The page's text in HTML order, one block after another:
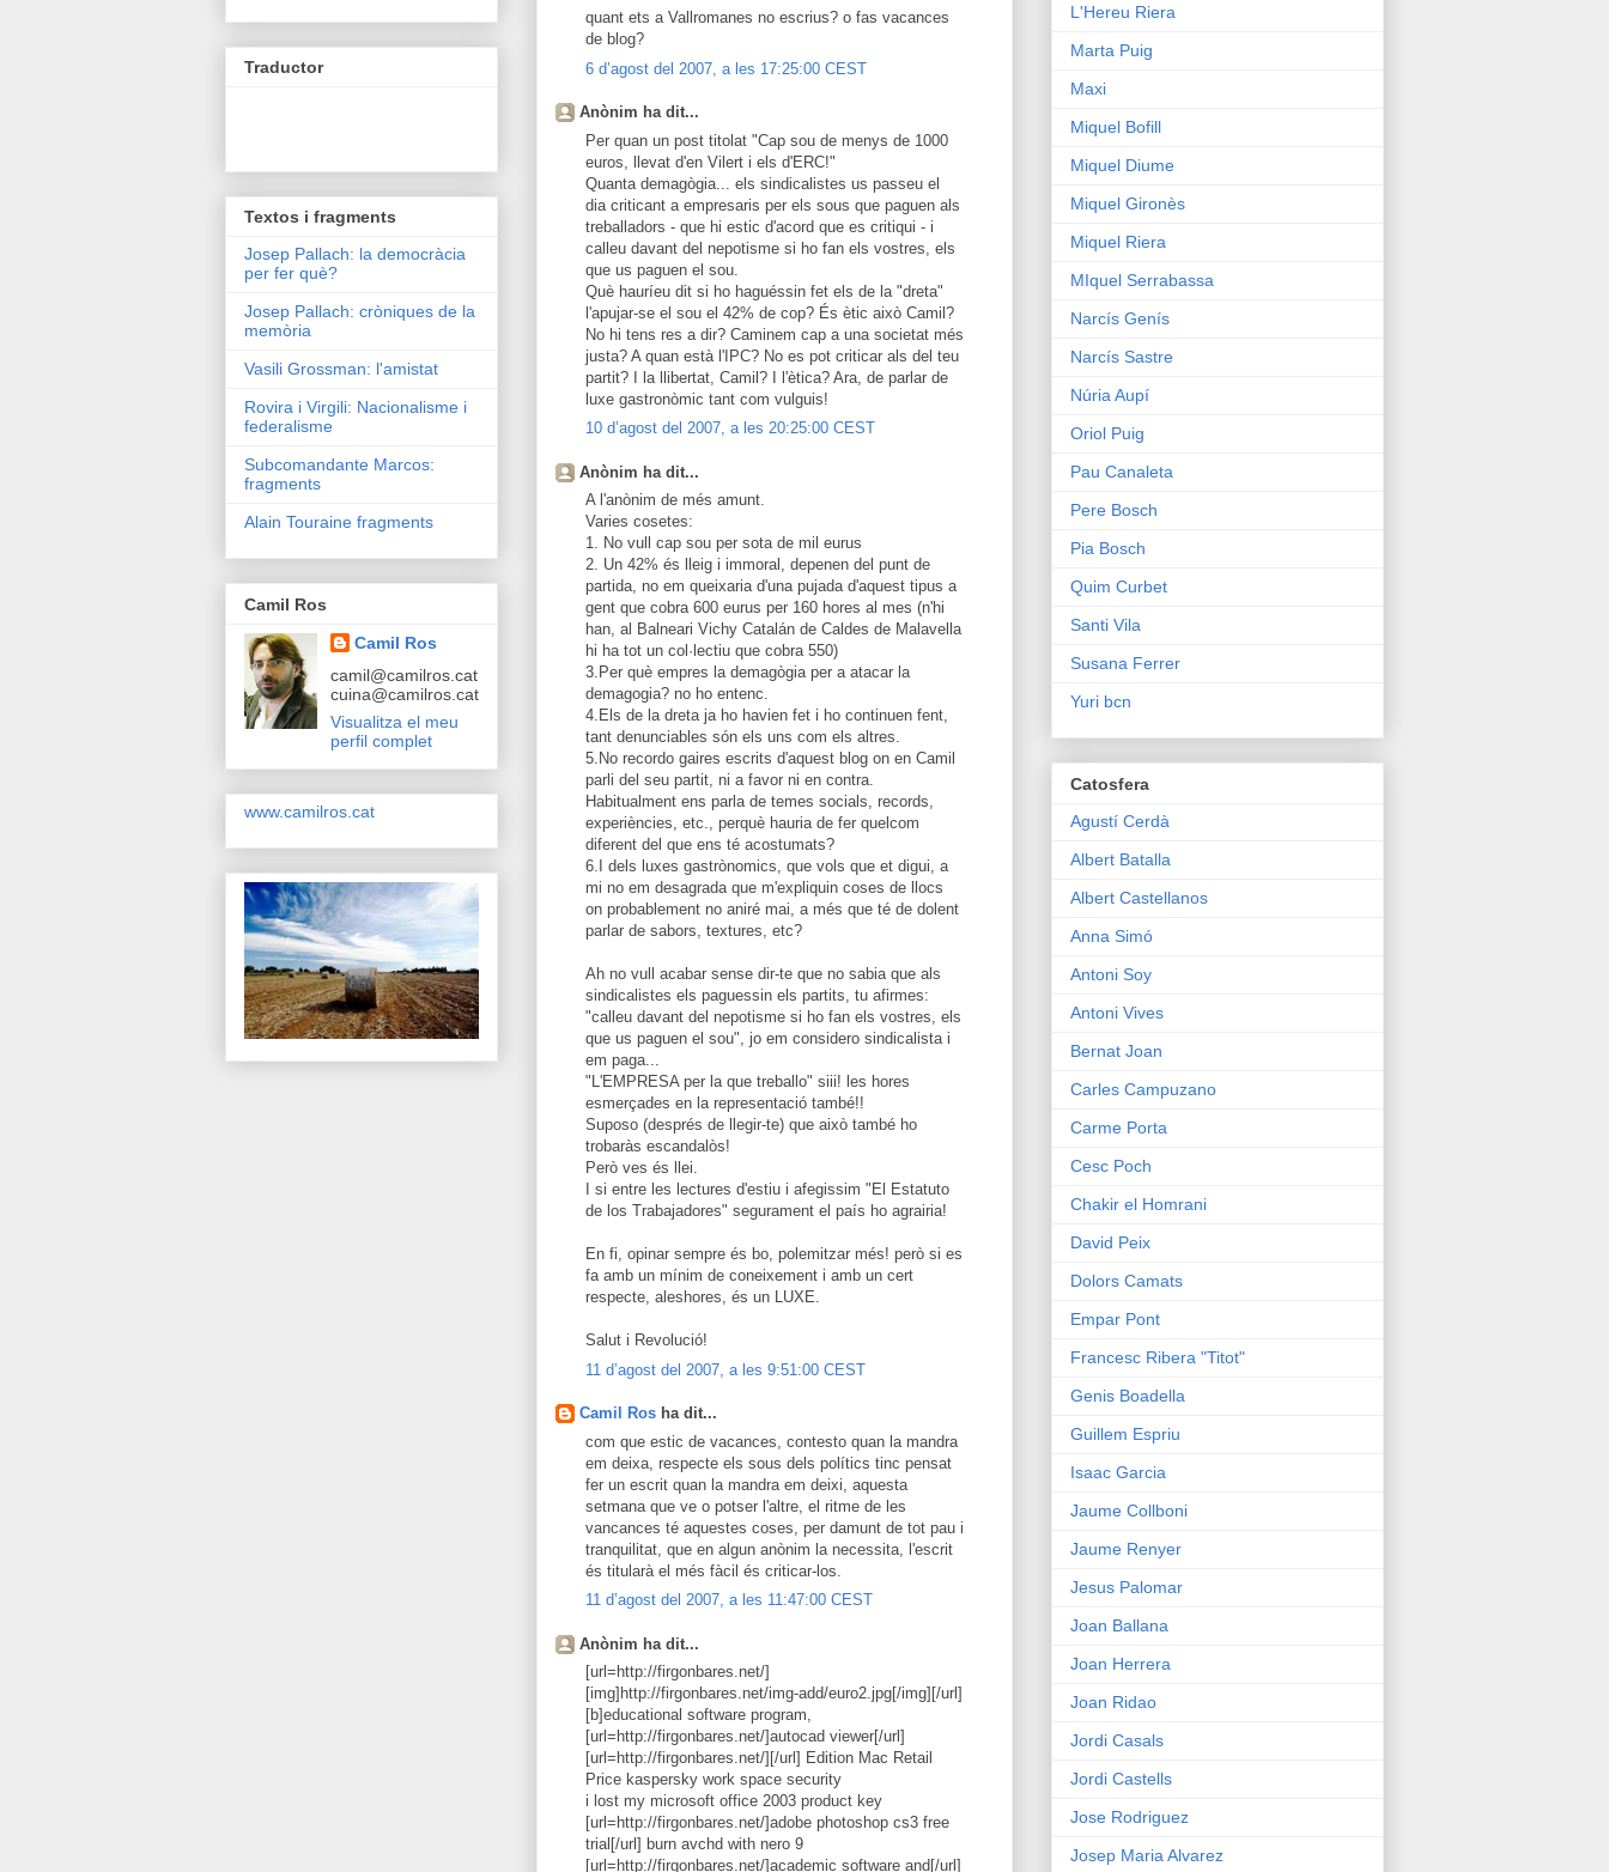
quant ets a Vallromanes no escrius? o fas vacances
de blog?
6 d’agost del 2007, a les 17:25:00 CEST
Anònim ha dit...
Per quan un post titolat "Cap sou de menys de 1000
euros, llevat d'en Vilert i els d'ERC!"
Quanta demagògia... els sindicalistes us passeu el
dia criticant a empresaris per els sous que paguen als
treballadors - que hi estic d'acord que es critiqui - i
calleu davant del nepotisme si ho fan els vostres, els
que us paguen el sou.
Què hauríeu dit si ho haguéssin fet els de la "dreta"
l'apujar-se el sou el 42% de cop? És ètic això Camil?
No hi tens res a dir? Caminem cap a una societat més
justa? A quan està l'IPC? No es pot criticar als del teu
partit? I la llibertat, Camil? I l'ètica? Ara, de parlar de
luxe gastronòmic tant com vulguis!
10 d’agost del 2007, a les 20:25:00 CEST
Anònim ha dit...
A l'anònim de més amunt.
Varies cosetes:
1. No vull cap sou per sota de mil eurus
2. Un 42% és lleig i immoral, depenen del punt de
partida, no em queixaria d'una pujada d'aquest tipus a
gent que cobra 600 eurus per 160 hores al mes (n'hi
han, al Balneari Vichy Catalán de Caldes de Malavella
hi ha tot un col·lectiu que cobra 550)
3.Per què empres la demagògia per a atacar la
demagogia? no ho entenc.
4.Els de la dreta ja ho havien fet i ho continuen fent,
tant denunciables són els uns com els altres.
5.No recordo gaires escrits d'aquest blog on en Camil
parli del seu partit, ni a favor ni en contra.
Habitualment ens parla de temes socials, records,
experiències, etc., perquè hauria de fer quelcom
diferent del que ens té acostumats?
6.I dels luxes gastrònomics, que vols que et digui, a
mi no em desagrada que m'expliquin coses de llocs
on probablement no aniré mai, a més que té de dolent
parlar de sabors, textures, etc?
Ah no vull acabar sense dir-te que no sabia que als
sindicalistes els paguessin els partits, tu afirmes:
"calleu davant del nepotisme si ho fan els vostres, els
que us paguen el sou", jo em considero sindicalista i
em paga...
"L'EMPRESA per la que treballo" siii! les hores
esmerçades en la representació també!!
Suposo (després de llegir-te) que això també ho
trobaràs escandalòs!
Però ves és llei.
I si entre les lectures d'estiu i afegissim "El Estatuto
de los Trabajadores" segurament el país ho agrairia!
En fi, opinar sempre és bo, polemitzar més! però si es
fa amb un mínim de coneixement i amb un cert
respecte, aleshores, és un LUXE.
Salut i Revolució!
11 d’agost del 2007, a les 9:51:00 CEST
Camil Ros ha dit...
com que estic de vacances, contesto quan la mandra
em deixa, respecte els sous dels polítics tinc pensat
fer un escrit quan la mandra em deixi, aquesta
setmana que ve o potser l'altre, el ritme de les
vancances té aquestes coses, per damunt de tot pau i
tranquilitat, que en algun anònim la necessita, l'escrit
és titularà el més fàcil és criticar-los.
11 d’agost del 2007, a les 11:47:00 CEST
Anònim ha dit...
[url=http://firgonbares.net/]
[img]http://firgonbares.net/img-add/euro2.jpg[/img][/url]
[b]educational software program,
[url=http://firgonbares.net/]autocad viewer[/url]
[url=http://firgonbares.net/][/url] Edition Mac Retail
Price kaspersky work space security
i lost my microsoft office 2003 product key
[url=http://firgonbares.net/]adobe photoshop cs3 free
trial[/url] burn avchd with nero 9
[url=http://firgonbares.net/]academic software and[/url]
Traductor
Textos i fragments
Josep Pallach: la democràcia
per fer què?
Josep Pallach: cròniques de la
memòria
Vasili Grossman: l'amistat
Rovira i Virgili: Nacionalisme i
federalisme
Subcomandante Marcos:
fragments
Alain Touraine fragments
Camil Ros
Camil Ros
camil@camilros.cat
cuina@camilros.cat
Visualitza el meu
perfil complet
www.camilros.cat
L'Hereu Riera
Marta Puig
Maxi
Miquel Bofill
Miquel Diume
Miquel Gironès
Miquel Riera
MIquel Serrabassa
Narcís Genís
Narcís Sastre
Núria Aupí
Oriol Puig
Pau Canaleta
Pere Bosch
Pia Bosch
Quim Curbet
Santi Vila
Susana Ferrer
Yuri bcn
Catosfera
Agustí Cerdà
Albert Batalla
Albert Castellanos
Anna Simó
Antoni Soy
Antoni Vives
Bernat Joan
Carles Campuzano
Carme Porta
Cesc Poch
Chakir el Homrani
David Peix
Dolors Camats
Empar Pont
Francesc Ribera "Titot"
Genis Boadella
Guillem Espriu
Isaac Garcia
Jaume Collboni
Jaume Renyer
Jesus Palomar
Joan Ballana
Joan Herrera
Joan Ridao
Jordi Casals
Jordi Castells
Jose Rodriguez
Josep Maria Alvarez